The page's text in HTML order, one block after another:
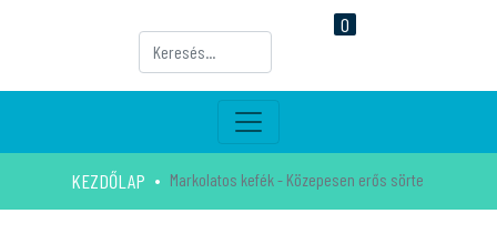
0
KEZDŐLAP Markolatos kefék - Közepesen erős sörte